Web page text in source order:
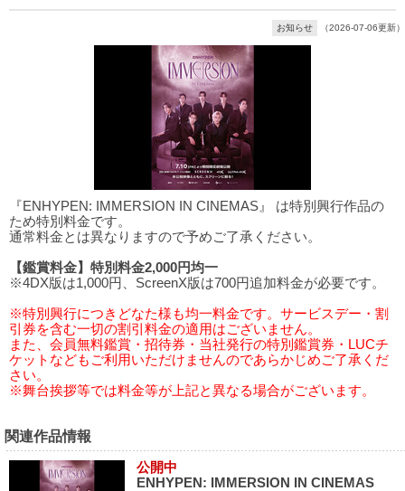
お知らせ （2026-07-06更新）
『ENHYPEN: IMMERSION IN CINEMAS』 は特別興行作品の
ため特別料金です。
通常料金とは異なりますので予めご了承ください。
【鑑賞料金】特別料金2,000円均一
※4DX版は1,000円、ScreenX版は700円追加料金が必要です。
※特別興行につきどなた様も均一料金です。サービスデー・割
引券を含む一切の割引料金の適用はございません。
また、会員無料鑑賞・招待券・当社発行の特別鑑賞券・LUCチ
ケットなどもご利用いただけませんのであらかじめご了承くだ
さい。
※舞台挨拶等では料金等が上記と異なる場合がございます。
関連作品情報
公開中
ENHYPEN: IMMERSION IN CINEMAS